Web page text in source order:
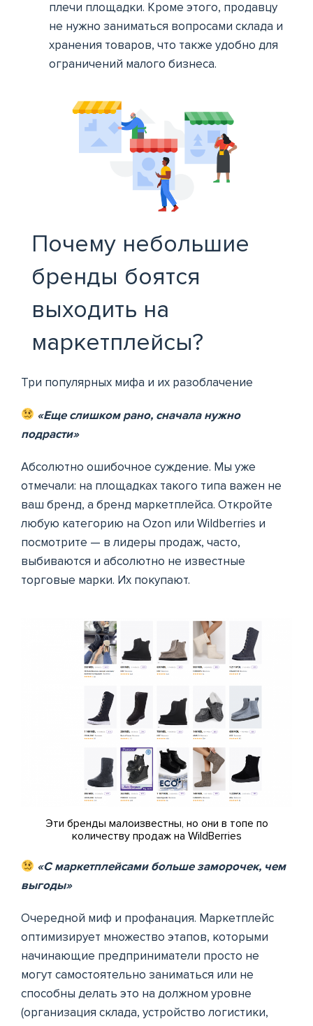
плечи площадки. Кроме этого, продавцу
не нужно заниматься вопросами склада и
хранения товаров, что также удобно для
ограничений малого бизнеса.
Почему небольшие
бренды боятся
выходить на
маркетплейсы?
Три популярных мифа и их разоблачение
«Еще слишком рано, сначала нужно
подрасти»
Абсолютно ошибочное суждение. Мы уже
отмечали: на площадках такого типа важен не
ваш бренд, а бренд маркетплейса. Откройте
любую категорию на Ozon или Wildberries и
посмотрите — в лидеры продаж, часто,
выбиваются и абсолютно не известные
торговые марки. Их покупают.
Эти бренды малоизвестны, но они в топе по
количеству продаж на WildBerries
«С маркетплейсами больше заморочек, чем
выгоды»
Очередной миф и профанация. Маркетплейс
оптимизирует множество этапов, которыми
начинающие предприниматели просто не
могут самостоятельно заниматься или не
способны делать это на должном уровне
(организация склада, устройство логистики,